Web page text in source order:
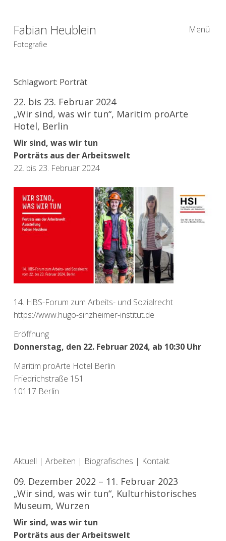
Fabian Heublein
Fotografie
Menü
Schlagwort: Porträt
22. bis 23. Februar 2024
„Wir sind, was wir tun“, Maritim proArte
Hotel, Berlin
Wir sind, was wir tun
Porträts aus der Arbeitswelt
22. bis 23. Februar 2024
14. HBS-Forum zum Arbeits- und Sozialrecht
https://www.hugo-sinzheimer-institut.de
Eröffnung
Donnerstag, den 22. Februar 2024, ab 10:30 Uhr
Maritim proArte Hotel Berlin
Friedrichstraße 151
10117 Berlin
Aktuell | Arbeiten | Biografisches | Kontakt
09. Dezember 2022 – 11. Februar 2023
„Wir sind, was wir tun“, Kulturhistorisches
Museum, Wurzen
Wir sind, was wir tun
Porträts aus der Arbeitswelt